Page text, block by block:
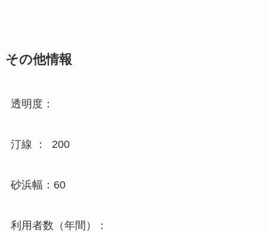
その他情報
透明度：
汀線 ： 200
砂浜幅：60
利用者数（年間）：